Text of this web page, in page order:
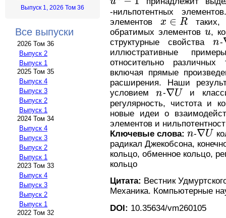
Выпуск 1, 2026 Том 36
Все выпуски
2026 Том 36
Выпуск 2
Выпуск 1
2025 Том 35
Выпуск 4
Выпуск 3
Выпуск 2
Выпуск 1
2024 Том 34
Выпуск 4
Выпуск 3
Выпуск 2
Выпуск 1
2023 Том 33
Выпуск 4
Выпуск 3
Выпуск 2
Выпуск 1
2022 Том 32
un−
-нильпотентных
элементов x ∈ R
x∈ R
обратимых элементов u
u ,
структурные свойстваn
n -
иллюстративные
относительно различных
включая прямые
расширения. Наши
условиемn
n -∇U
∇U
и
регулярность, чистота и
новые идеи о
элементов и
Ключевые слова: n
n -∇U
∇U
радикал Джекобсона,
кольцо, обменное кольцо,
кольцо
Цитата: Вестник
Механика. Компьютерные
DOI: 10.35634/vm260105